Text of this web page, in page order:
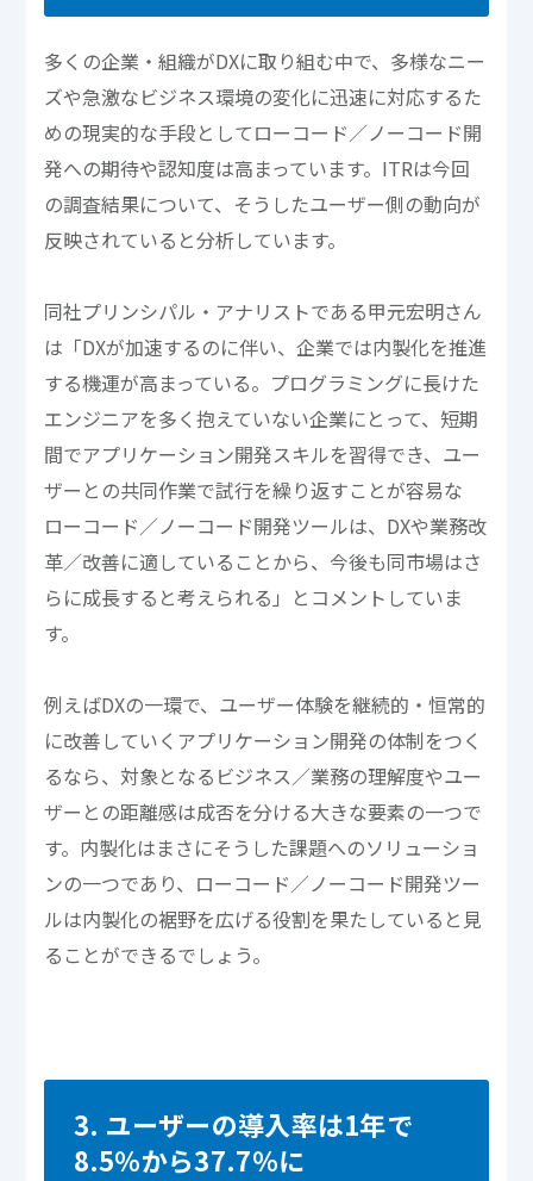
多くの企業・組織がDXに取り組む中で、多様なニー
ズや急激なビジネス環境の変化に迅速に対応するた
めの現実的な手段としてローコード／ノーコード開
発への期待や認知度は高まっています。ITRは今回
の調査結果について、そうしたユーザー側の動向が
反映されていると分析しています。
同社プリンシパル・アナリストである甲元宏明さん
は「DXが加速するのに伴い、企業では内製化を推進
する機運が高まっている。プログラミングに長けた
エンジニアを多く抱えていない企業にとって、短期
間でアプリケーション開発スキルを習得でき、ユー
ザーとの共同作業で試行を繰り返すことが容易な
ローコード／ノーコード開発ツールは、DXや業務改
革／改善に適していることから、今後も同市場はさ
らに成長すると考えられる」とコメントしていま
す。
例えばDXの一環で、ユーザー体験を継続的・恒常的
に改善していくアプリケーション開発の体制をつく
るなら、対象となるビジネス／業務の理解度やユー
ザーとの距離感は成否を分ける大きな要素の一つで
す。内製化はまさにそうした課題へのソリューショ
ンの一つであり、ローコード／ノーコード開発ツー
ルは内製化の裾野を広げる役割を果たしていると見
ることができるでしょう。
3. ユーザーの導入率は1年で
8.5％から37.7％に